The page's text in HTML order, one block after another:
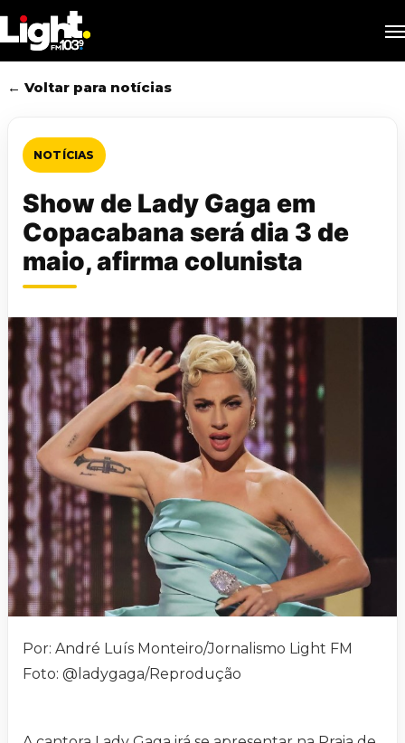
to
main
content
← Voltar para notícias
NOTÍCIAS
Show de Lady Gaga em
Copacabana será dia 3 de
maio, afirma colunista
Por: André Luís Monteiro/Jornalismo Light FM
Foto: @ladygaga/Reprodução